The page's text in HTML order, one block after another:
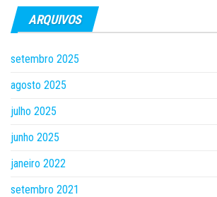
ARQUIVOS
setembro 2025
agosto 2025
julho 2025
junho 2025
janeiro 2022
setembro 2021